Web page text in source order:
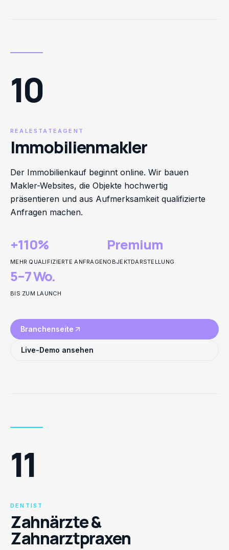
10
REALESTATEAGENT
Immobilienmakler
Der Immobilienkauf beginnt online. Wir bauen
Makler-Websites, die Objekte hochwertig
präsentieren und aus Aufmerksamkeit qualifizierte
Anfragen machen.
+110%
MEHR QUALIFIZIERTE ANFRAGEN
Premium
OBJEKTDARSTELLUNG
5–7 Wo.
BIS ZUM LAUNCH
Branchenseite
Live-Demo ansehen
11
DENTIST
Zahnärzte &
Zahnarztpraxen